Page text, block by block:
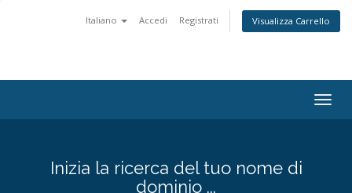
Italiano Accedi Registrati Visualizza Carrello
Inizia la ricerca del tuo nome di
dominio ...